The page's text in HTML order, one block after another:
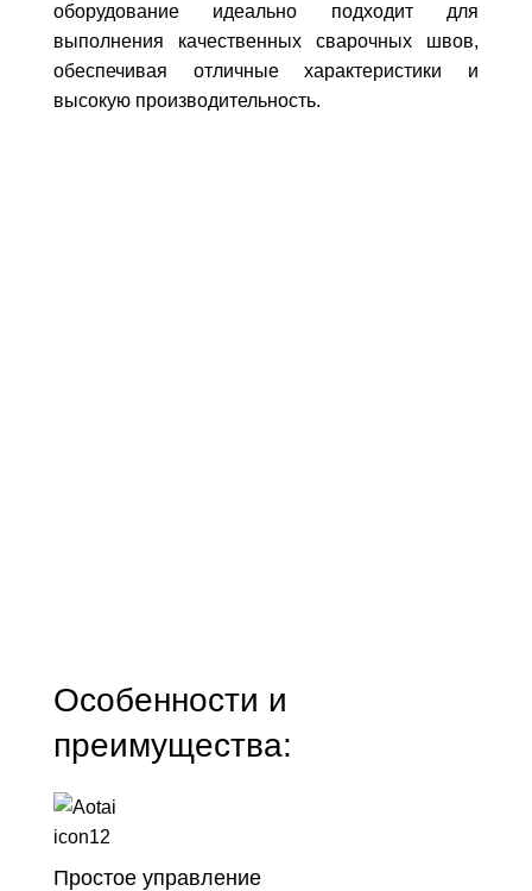
оборудование идеально подходит для
выполнения качественных сварочных швов,
обеспечивая отличные характеристики и
высокую производительность.
Особенности и
преимущества:
Простое управление